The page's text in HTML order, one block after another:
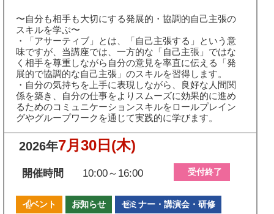
〜自分も相手も大切にする発展的・協調的自己主張の
スキルを学ぶ〜
・「アサーティブ」とは、「自己主張する」という意
味ですが、当講座では、一方的な「自己主張」ではな
く相手を尊重しながら自分の意見を率直に伝える「発
展的で協調的な自己主張」のスキルを習得します。
・自分の気持ちを上手に表現しながら、良好な人間関
係を築き、自分の仕事をよりスムーズに効果的に進め
るためのコミュニケーションスキルをロールプレイン
グやグループワークを通じて実践的に学びます。
2026年7月30日 (木)
開催時間 10:00～16:00 受付終了
イベント お知らせ セミナー・講演会・研修